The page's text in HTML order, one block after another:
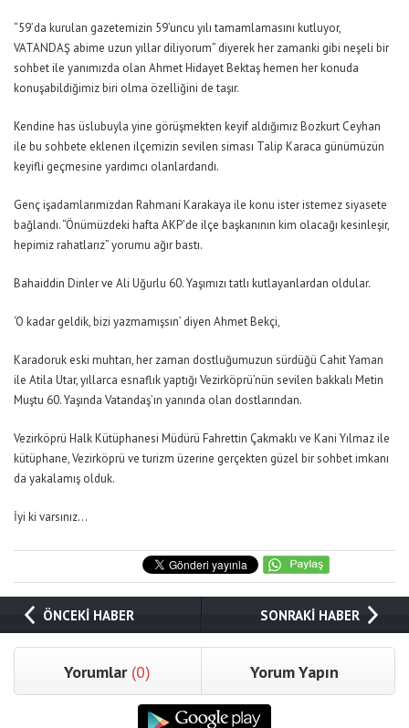
“59’da kurulan gazetemizin 59’uncu yılı tamamlamasını kutluyor,
VATANDAŞ abime uzun yıllar diliyorum” diyerek her zamanki gibi neşeli bir
sohbet ile yanımızda olan Ahmet Hidayet Bektaş hemen her konuda
konuşabildiğimiz biri olma özelliğini de taşır.
Kendine has üslubuyla yine görüşmekten keyif aldığımız Bozkurt Ceyhan
ile bu sohbete eklenen ilçemizin sevilen siması Talip Karaca günümüzün
keyifli geçmesine yardımcı olanlardandı.
Genç işadamlarımızdan Rahmani Karakaya ile konu ister istemez siyasete
bağlandı. “Önümüzdeki hafta AKP’de ilçe başkanının kim olacağı kesinleşir,
hepimiz rahatlarız” yorumu ağır bastı.
Bahaiddin Dinler ve Ali Uğurlu 60. Yaşımızı tatlı kutlayanlardan oldular.
‘O kadar geldik, bizi yazmamışsın’ diyen Ahmet Bekçi,
Karadoruk eski muhtarı, her zaman dostluğumuzun sürdüğü Cahit Yaman
ile Atila Utar, yıllarca esnaflık yaptığı Vezirköprü’nün sevilen bakkalı Metin
Muştu 60. Yaşında Vatandaş’ın yanında olan dostlarından.
Vezirköprü Halk Kütüphanesi Müdürü Fahrettin Çakmaklı ve Kani Yılmaz ile
kütüphane, Vezirköprü ve turizm üzerine gerçekten güzel bir sohbet imkanı
da yakalamış olduk.
İyi ki varsınız…
ÖNCEKİ HABER SONRAKİ HABER
Yorumlar (0) Yorum Yapın